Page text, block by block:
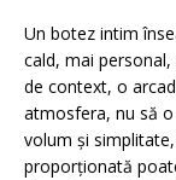
Un botez intim
cald, mai
de context, o
atmosfera, nu să
volum și
proporționată